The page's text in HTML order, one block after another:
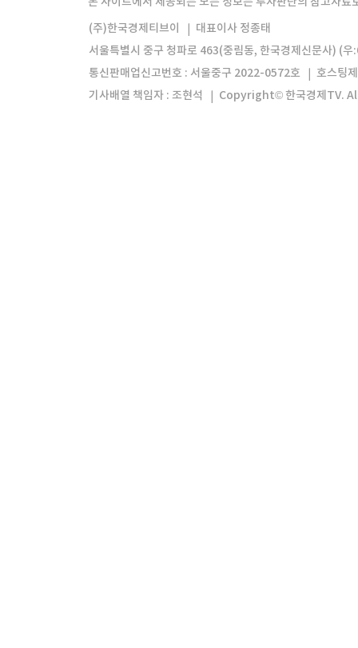
모바일앱 한국경제TV앱
(주)한국경제티브이
대표이사 정종태
서울특별시 중구 청파로 463(중림동, 한국경제신문사) (
통신판매업신고번호 : 서울중구 2022-0572호
호스팅
기사배열 책임자 : 조현석
Copyright© 한국경제TV.